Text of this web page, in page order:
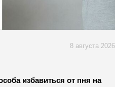
8 августа 2026
избавиться от пня на